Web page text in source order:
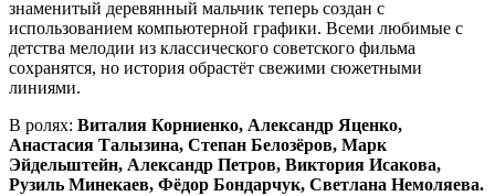
знаменитый деревянный мальчик теперь создан с
использованием компьютерной графики. Всеми любимые с
детства мелодии из классического советского фильма
сохранятся, но история обрастёт свежими сюжетными
линиями.
В ролях: Виталия Корниенко, Александр Яценко,
Анастасия Талызина, Степан Белозёров, Марк
Эйдельштейн, Александр Петров, Виктория Исакова,
Рузиль Минекаев, Фёдор Бондарчук, Светлана Немоляева.